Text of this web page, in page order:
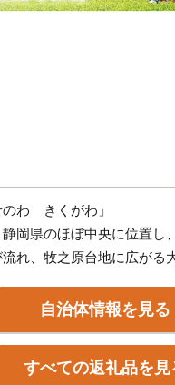
のわ きくがわ」
岡県のほぼ中央に位置し
れ、牧之原台地に広がる
するまちです。
、「みどり ときめき た
像に掲げ、本市の魅力であ
誰もが健康で生活できる「
自治体情報を見る
すべての返礼品を見